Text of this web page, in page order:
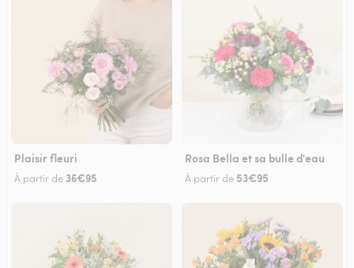
Plaisir fleuri
À partir de 36€95
Rosa Bella et sa bulle d'eau
À partir de 53€95